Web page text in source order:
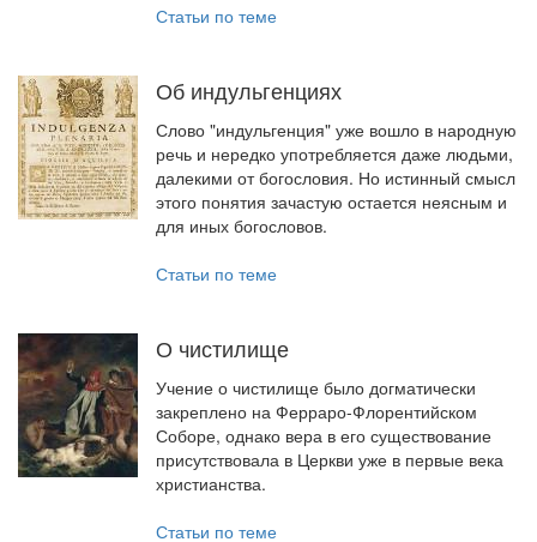
Статьи по теме
Об индульгенциях
Слово "индульгенция" уже вошло в народную
речь и нередко употребляется даже людьми,
далекими от богословия. Но истинный смысл
этого понятия зачастую остается неясным и
для иных богословов.
Статьи по теме
О чистилище
Учение о чистилище было догматически
закреплено на Ферраро-Флорентийском
Соборе, однако вера в его существование
присутствовала в Церкви уже в первые века
христианства.
Статьи по теме